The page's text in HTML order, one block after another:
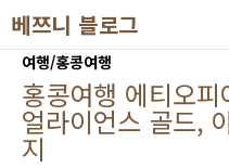
베쯔니 블로그
여행/홍콩여행
홍콩여행 에티오
얼라이언스 골드,
지